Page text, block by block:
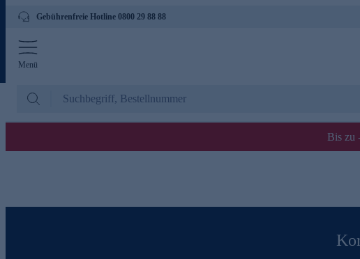
Gebührenfreie Hotline 0800 29 88 88
Menü
Bis zu